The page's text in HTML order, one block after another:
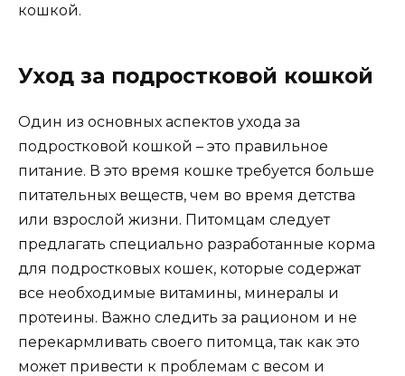
кошкой.
Уход за подростковой кошкой
Один из основных аспектов ухода за
подростковой кошкой – это правильное
питание. В это время кошке требуется больше
питательных веществ, чем во время детства
или взрослой жизни. Питомцам следует
предлагать специально разработанные корма
для подростковых кошек, которые содержат
все необходимые витамины, минералы и
протеины. Важно следить за рационом и не
перекармливать своего питомца, так как это
может привести к проблемам с весом и